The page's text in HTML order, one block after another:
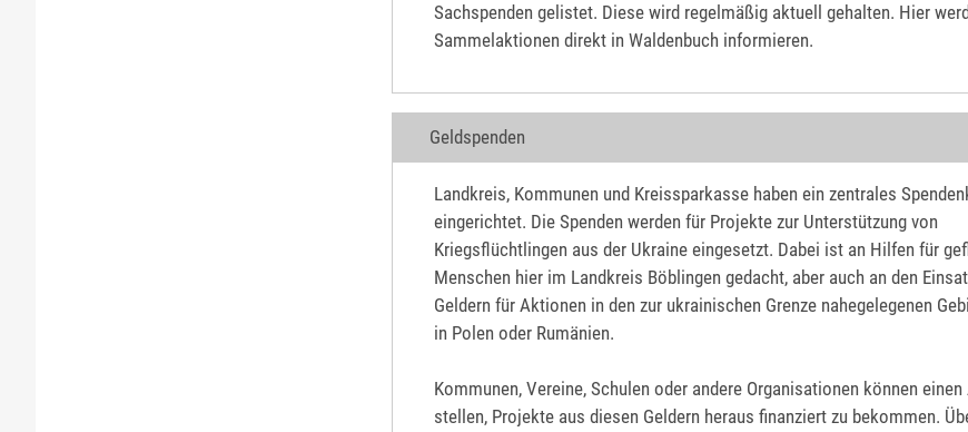
Sachspenden gelistet. Diese wird regelmäßig aktuell gehalten. Hier
Sammelaktionen direkt in Waldenbuch informieren.
Geldspenden
Landkreis, Kommunen und Kreissparkasse haben ein zentrales
eingerichtet. Die Spenden werden für Projekte zur Unterstützung von
Kriegsflüchtlingen aus der Ukraine eingesetzt. Dabei ist an Hilfen für
Menschen hier im Landkreis Böblingen gedacht, aber auch an den
Geldern für Aktionen in den zur ukrainischen Grenze nahegelegenen
in Polen oder Rumänien.
Kommunen, Vereine, Schulen oder andere Organisationen können einen
stellen, Projekte aus diesen Geldern heraus finanziert zu bekommen.